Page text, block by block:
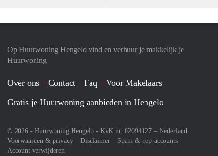
Op Huurwoning Hengelo vind en verhuur je makkelijk je
Huurwoning
Over ons Contact Faq
Voor Makelaars
Gratis je Huurwoning aanbieden in Hengelo
© 2026 - Huurwoning Hengelo - KvK nr. 02094127 – Nederland
Voorwaarden & privacy
Disclaimer
Spam & nep-accounts
Account verwijderen